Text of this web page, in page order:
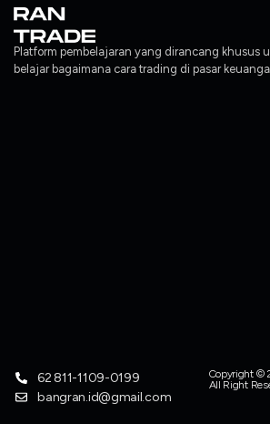
Platform pembelajaran yang dirancang khusus
belajar bagaimana cara trading di pasar
Copyright ©
All Right
62 811-1109-0199
bangran.id@gmail.com